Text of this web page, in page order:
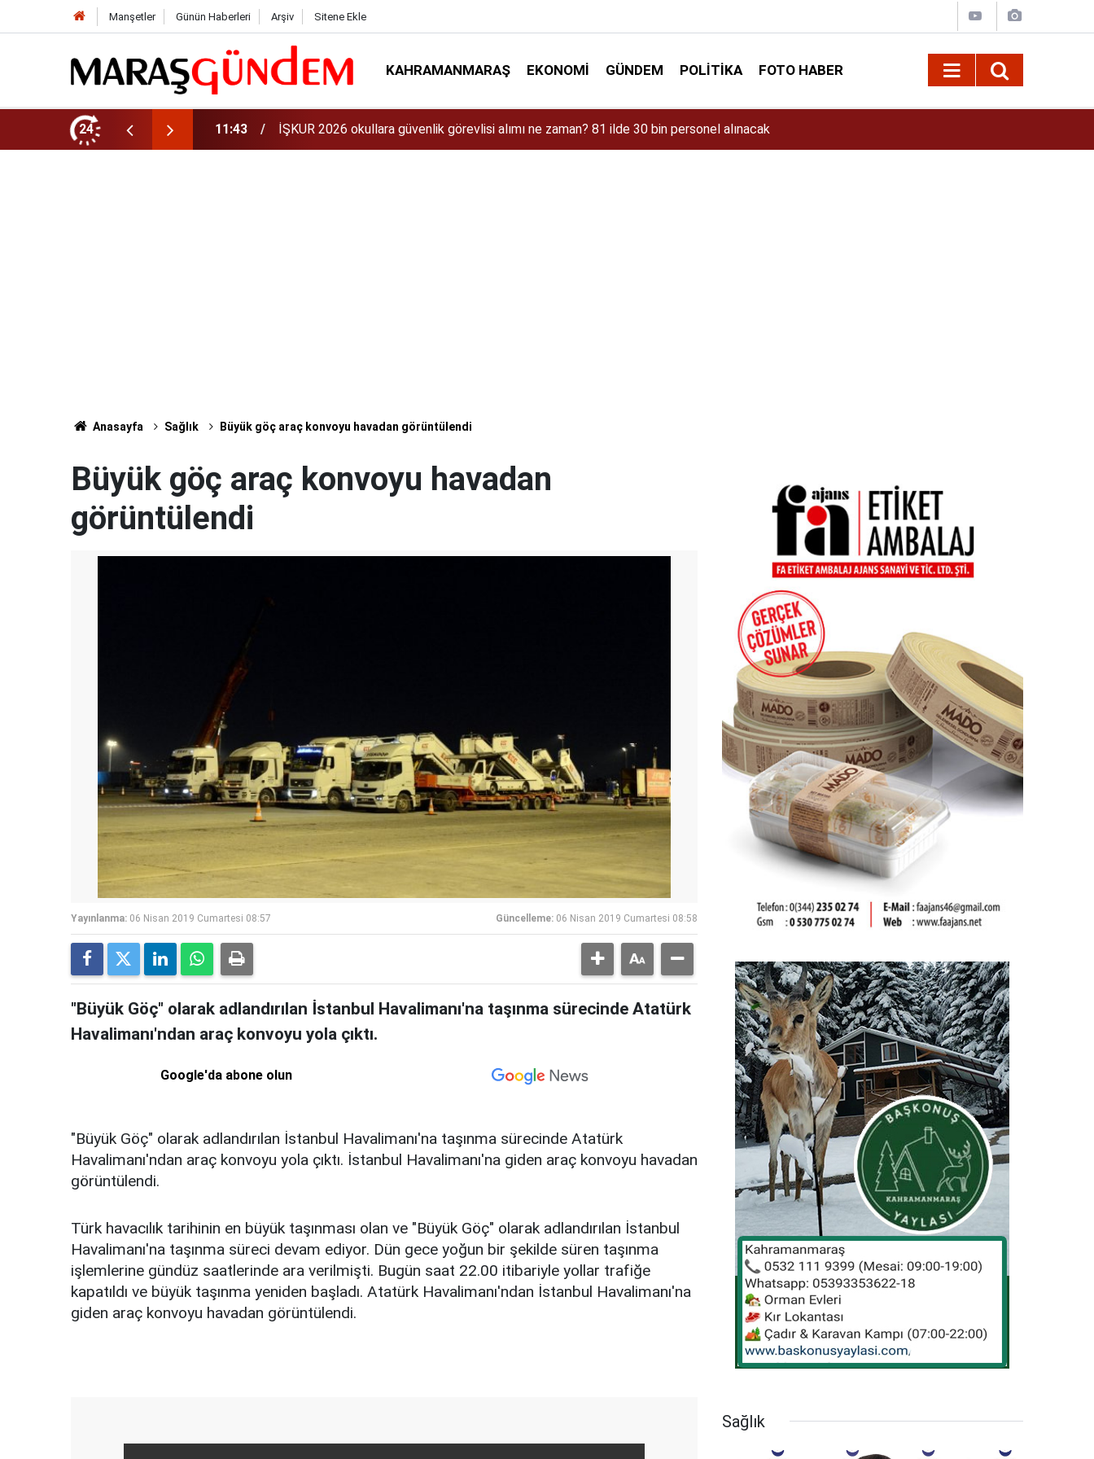
Manşetler Günün Haberleri Arşiv Sitene Ekle
KAHRAMANMARAŞ EKONOMI GÜNDEM POLITIKA FOTO HABER
24
81 ilde 30 bin personel alınacak 11:40 iPhone 18 Ne Zaman Çıkacak? iPhone 18 Pro Max Özellikleri ve Tahmini Fiyatı
Anasayfa Sağlık Büyük göç araç konvoyu havadan görüntülendi
Büyük göç araç konvoyu havadan
görüntülendi
Yayınlanma: 06 Nisan 2019 Cumartesi 08:57 Güncelleme: 06 Nisan 2019 Cumartesi 08:58
"Büyük Göç" olarak adlandırılan İstanbul Havalimanı'na taşınma sürecinde Atatürk
Havalimanı'ndan araç konvoyu yola çıktı.
Google'da abone olun
"Büyük Göç" olarak adlandırılan İstanbul Havalimanı'na taşınma sürecinde Atatürk
Havalimanı'ndan araç konvoyu yola çıktı. İstanbul Havalimanı'na giden araç konvoyu havadan
görüntülendi.
Türk havacılık tarihinin en büyük taşınması olan ve "Büyük Göç" olarak adlandırılan İstanbul
Havalimanı'na taşınma süreci devam ediyor. Dün gece yoğun bir şekilde süren taşınma
işlemlerine gündüz saatlerinde ara verilmişti. Bugün saat 22.00 itibariyle yollar trafiğe
kapatıldı ve büyük taşınma yeniden başladı. Atatürk Havalimanı'ndan İstanbul Havalimanı'na
giden araç konvoyu havadan görüntülendi.
Sağlık